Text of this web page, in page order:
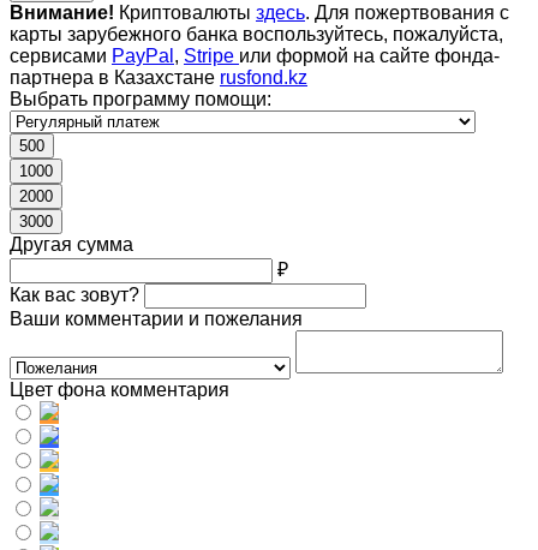
Внимание! Криптовалюты здесь. Для пожертвования с
карты зарубежного банка воспользуйтесь, пожалуйста,
сервисами PayPal , Stripe или формой на сайте фонда-
партнера в Казахстане rusfond.kz
Выбрать программу помощи:
500
1000
2000
3000
Другая сумма
₽
Как вас зовут?
Ваши комментарии и пожелания
Цвет фона комментария